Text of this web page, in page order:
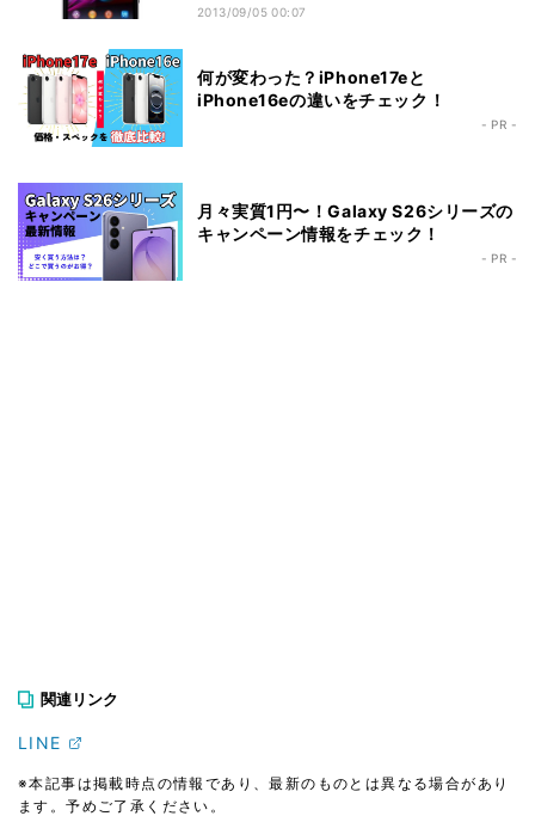
2013/09/05 00:07
何が変わった？iPhone17eと
iPhone16eの違いをチェック！
- PR -
月々実質1円〜！Galaxy S26シリーズの
キャンペーン情報をチェック！
- PR -
関連リンク
LINE
※本記事は掲載時点の情報であり、最新のものとは異なる場合があり
ます。予めご了承ください。